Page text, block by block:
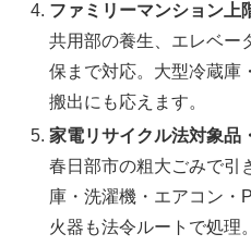
ファミリーマンション上
共用部の養生、エレベー
保まで対応。大型冷蔵庫
搬出にも応えます。
家電リサイクル法対象品
春日部市の粗大ごみで引
庫・洗濯機・エアコン・
火器も法令ルートで処理